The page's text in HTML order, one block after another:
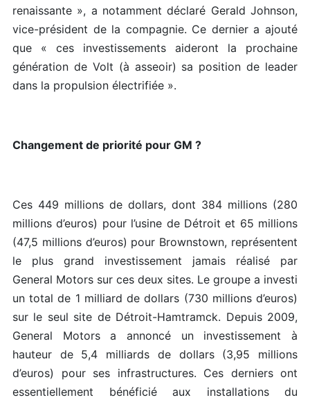
renaissante », a notamment déclaré Gerald Johnson,
vice-président de la compagnie. Ce dernier a ajouté
que « ces investissements aideront la prochaine
génération de Volt (à asseoir) sa position de leader
dans la propulsion électrifiée ».
Changement de priorité pour GM ?
Ces 449 millions de dollars, dont 384 millions (280
millions d’euros) pour l’usine de Détroit et 65 millions
(47,5 millions d’euros) pour Brownstown, représentent
le plus grand investissement jamais réalisé par
General Motors sur ces deux sites. Le groupe a investi
un total de 1 milliard de dollars (730 millions d’euros)
sur le seul site de Détroit-Hamtramck. Depuis 2009,
General Motors a annoncé un investissement à
hauteur de 5,4 milliards de dollars (3,95 millions
d’euros) pour ses infrastructures. Ces derniers ont
essentiellement bénéficié aux installations du